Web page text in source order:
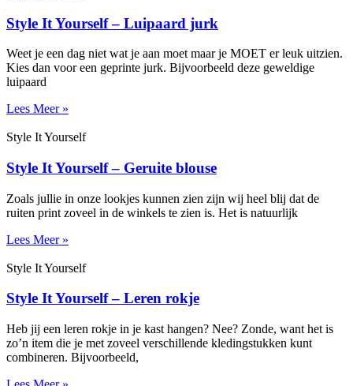
Style It Yourself – Luipaard jurk
Weet je een dag niet wat je aan moet maar je MOET er leuk uitzien.
Kies dan voor een geprinte jurk. Bijvoorbeeld deze geweldige
luipaard
Lees Meer »
Style It Yourself
Style It Yourself – Geruite blouse
Zoals jullie in onze lookjes kunnen zien zijn wij heel blij dat de
ruiten print zoveel in de winkels te zien is. Het is natuurlijk
Lees Meer »
Style It Yourself
Style It Yourself – Leren rokje
Heb jij een leren rokje in je kast hangen? Nee? Zonde, want het is
zo’n item die je met zoveel verschillende kledingstukken kunt
combineren. Bijvoorbeeld,